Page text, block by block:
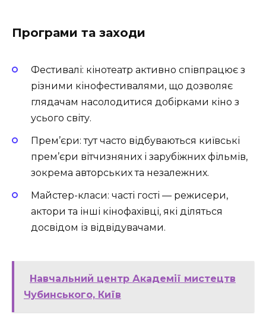
Програми та заходи
Фестивалі: кінотеатр активно співпрацює з
різними кінофестивалями, що дозволяє
глядачам насолодитися добірками кіно з
усього світу.
Прем’єри: тут часто відбуваються київські
прем’єри вітчизняних і зарубіжних фільмів,
зокрема авторських та незалежних.
Майстер-класи: часті гості — режисери,
актори та інші кінофахівці, які діляться
досвідом із відвідувачами.
Навчальний центр Академії мистецтв
Чубинського, Київ